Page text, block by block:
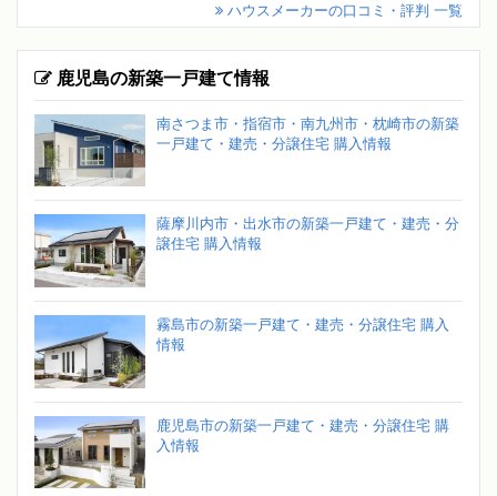
ハウスメーカーの口コミ・評判 一覧
鹿児島の新築一戸建て情報
南さつま市・指宿市・南九州市・枕崎市の新築
一戸建て・建売・分譲住宅 購入情報
薩摩川内市・出水市の新築一戸建て・建売・分
譲住宅 購入情報
霧島市の新築一戸建て・建売・分譲住宅 購入
情報
鹿児島市の新築一戸建て・建売・分譲住宅 購
入情報